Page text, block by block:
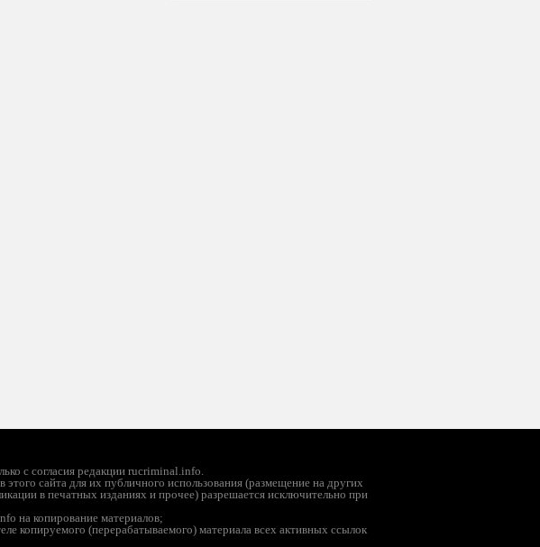
с согласия редакции rucriminal.info.
сайта для их публичного использования (размещение на других
в печатных изданиях и прочее) разрешается исключительно при
на копирование материалов;
копируемого (перерабатываемого) материала всех активных ссылок